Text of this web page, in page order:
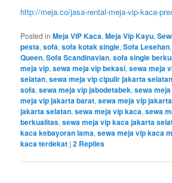
http://meja.co/jasa-rental-meja-vip-kaca-
Posted in Meja VIP Kaca,Meja Vip Kayu,
pesta,sofa,sofa kotak single,Sofa Lesehan
Queen,Sofa Scandinavian,sofa single
meja vip,sewa meja vip bekasi,sewa meja
selatan,sewa meja vip cipulir jakarta selatan
sofa,sewa meja vip jabodetabek,sewa
meja vip jakarta barat,sewa meja vip
jakarta selatan,sewa meja vip kaca,sewa
berkualitas,sewa meja vip kaca jakarta
kaca kebayoran lama,sewa meja vip kaca
kaca terdekat |2 Replies